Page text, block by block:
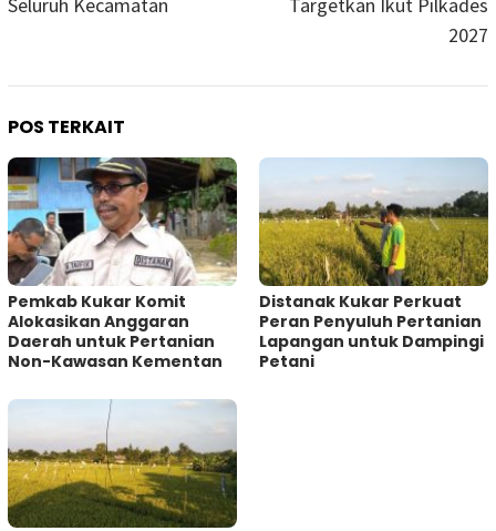
Seluruh Kecamatan
Targetkan Ikut Pilkades
2027
POS TERKAIT
Pemkab Kukar Komit
Alokasikan Anggaran
Daerah untuk Pertanian
Non-Kawasan Kementan
Distanak Kukar Perkuat
Peran Penyuluh Pertanian
Lapangan untuk Dampingi
Petani